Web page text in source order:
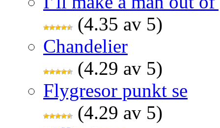
(4.35 av 5)
Chandelier
(4.29 av 5)
Flygresor punkt se
(4.29 av 5)